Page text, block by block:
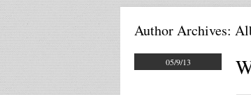
Author Archives:
05/9/13